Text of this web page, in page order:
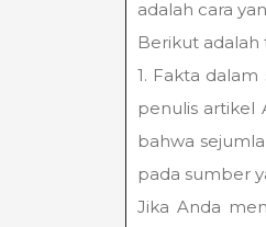
adalah cara
Berikut adalah
1. Fakta
penulis artikel
bahwa
pada sumber
Jika Anda